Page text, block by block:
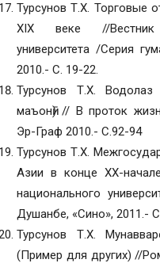
Турсунов Т.Х. Торговые
XIX веке //Вестник
университета /Серия
2010.- С. 19-22.
Турсунов Т.Х.
маъонӣ) // В проток
Эр-Граф 2010.- С.92-94
Турсунов Т.Х.
Азии в конце XX-
национального
Душанбе, «Сино», 2011.-
Турсунов Т.Х.
(Пример для других) //